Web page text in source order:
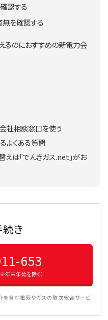
認する
を確認する
るのにおすすめの新電力会
社相談窓口を使う
よくある質問
えは「でんきガス.net」がお
き
653
末年始を除く）
含む電気やガスの取次総合サービ